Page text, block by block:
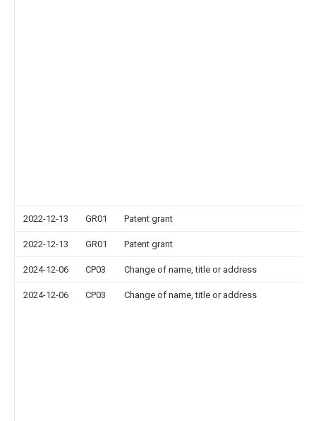
2022-12-13 GR01 Patent grant
2022-12-13 GR01 Patent grant
2024-12-06 CP03 Change of name, title or address
2024-12-06 CP03 Change of name, title or address